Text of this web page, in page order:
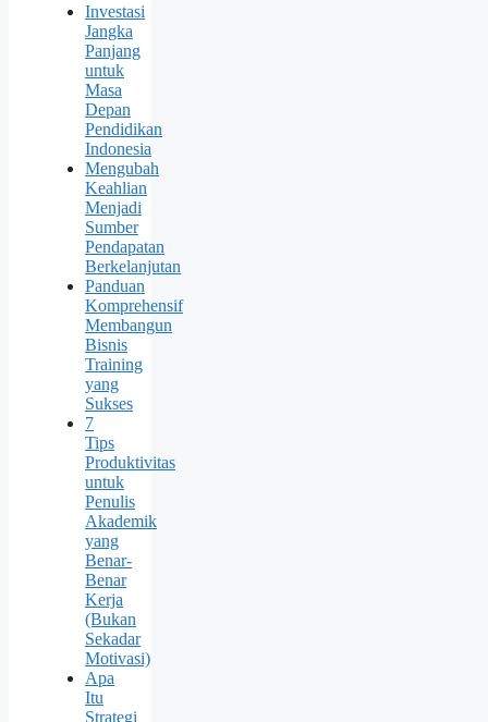
Investasi
Jangka
Panjang
untuk
Masa
Depan
Pendidikan
Indonesia
Mengubah
Keahlian
Menjadi
Sumber
Pendapatan
Berkelanjutan
Panduan
Komprehensif
Membangun
Bisnis
Training
yang
Sukses
7
Tips
Produktivitas
untuk
Penulis
Akademik
yang
Benar-
Benar
Kerja
(Bukan
Sekadar
Motivasi)
Apa
Itu
Strategi